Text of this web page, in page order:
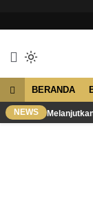
konten
BERANDA
NEWS